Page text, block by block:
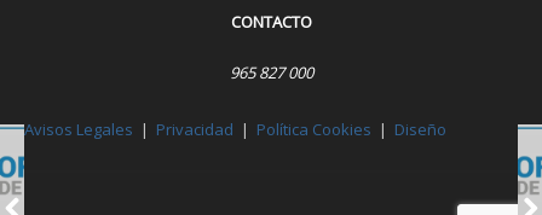
CONTACTO
965 827 000
Avisos Legales | Privacidad | Política Cookies | Diseño